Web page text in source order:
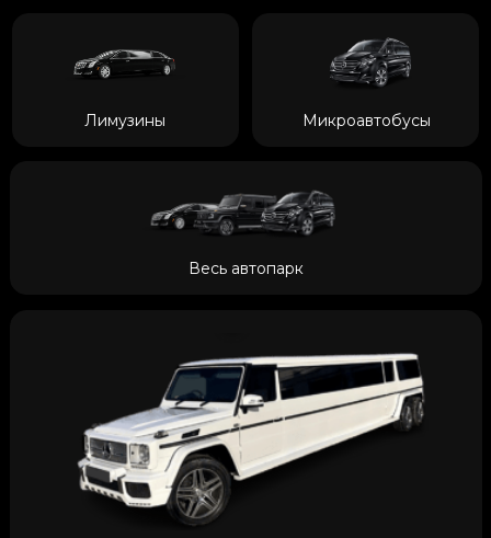
Лимузины Микроавтобусы
Весь автопарк